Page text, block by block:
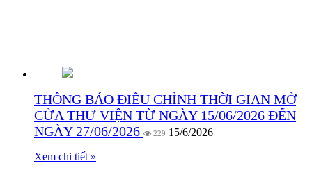
THÔNG BÁO ĐIỀU CHỈNH THỜI GIAN MỞ
CỬA THƯ VIỆN TỪ NGÀY 15/06/2026 ĐẾN
NGÀY 27/06/2026
229 15/6/2026
Xem chi tiết »